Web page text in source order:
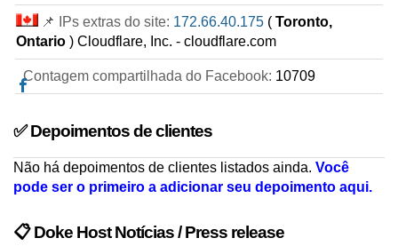
📌 IPs extras do site: 172.66.40.175 ( Toronto,
Ontario ) Cloudflare, Inc. - cloudflare.com
Contagem compartilhada do Facebook: 10709
✅ Depoimentos de clientes
Não há depoimentos de clientes listados ainda. Você
pode ser o primeiro a adicionar seu depoimento aqui.
📋 Doke Host Notícias / Press release